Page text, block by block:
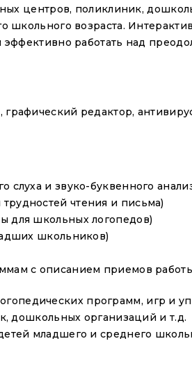
центров, поликлиник,
возраста.
работать над
редактор,
слуха и звуко-буквенного
чтения и письма)
для школьных логопедов)
школьников)
с описанием приемов
программ, игр и
дошкольных организаций и т.д.
младшего и среднего